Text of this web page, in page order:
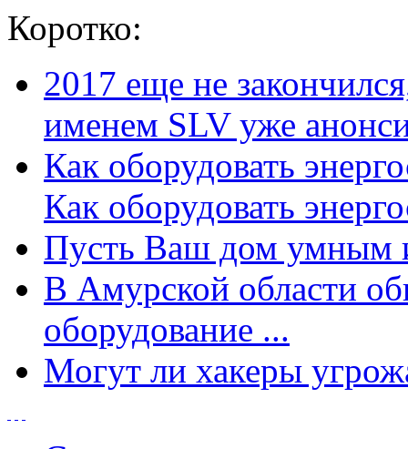
Коротко:
2017 еще не
именем SLV уже
Как оборудовать
Как оборудовать
Пусть Ваш дом умным
В Амурской области
оборудование ...
Могут ли хакеры